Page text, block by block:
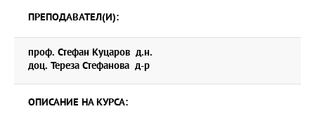
ПРЕПОДАВАТЕЛ(И):
проф. Стефан Куцаров д.н.
доц. Тереза Стефанова д-р
ОПИСАНИЕ НА КУРСА: